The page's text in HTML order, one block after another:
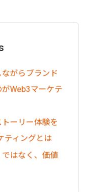
ながらブランド
Web3マーケテ
ーリー体験を
ティングとは
はなく、価値